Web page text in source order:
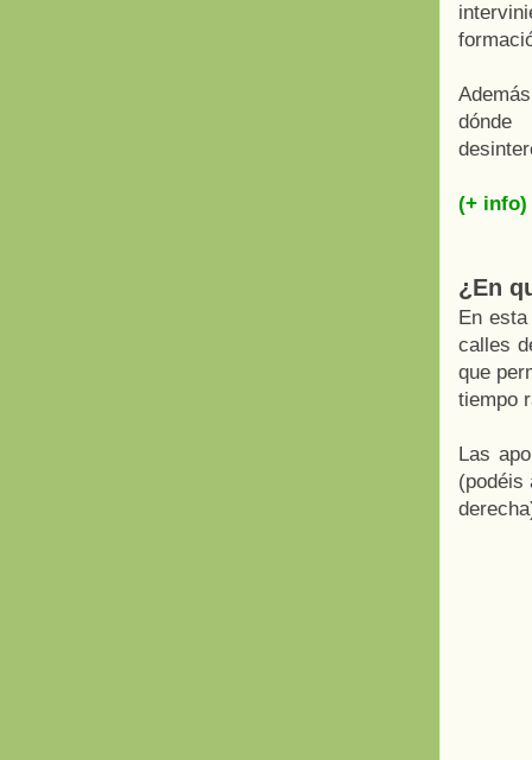
(+ info)
¿En
En
calles
que
tiempo
Las
(podéis